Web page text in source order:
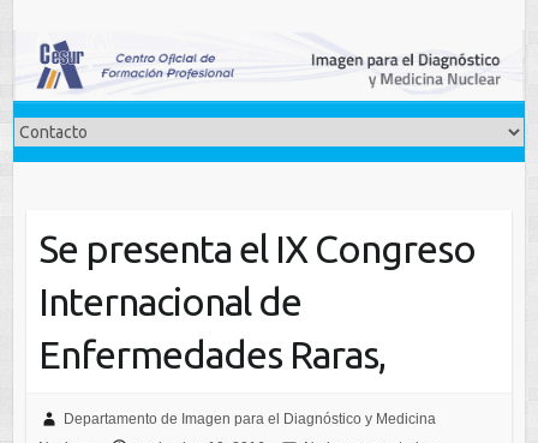
Se presenta el IX Congreso
Internacional de
Enfermedades Raras,
Departamento de Imagen para el Diagnóstico y Medicina